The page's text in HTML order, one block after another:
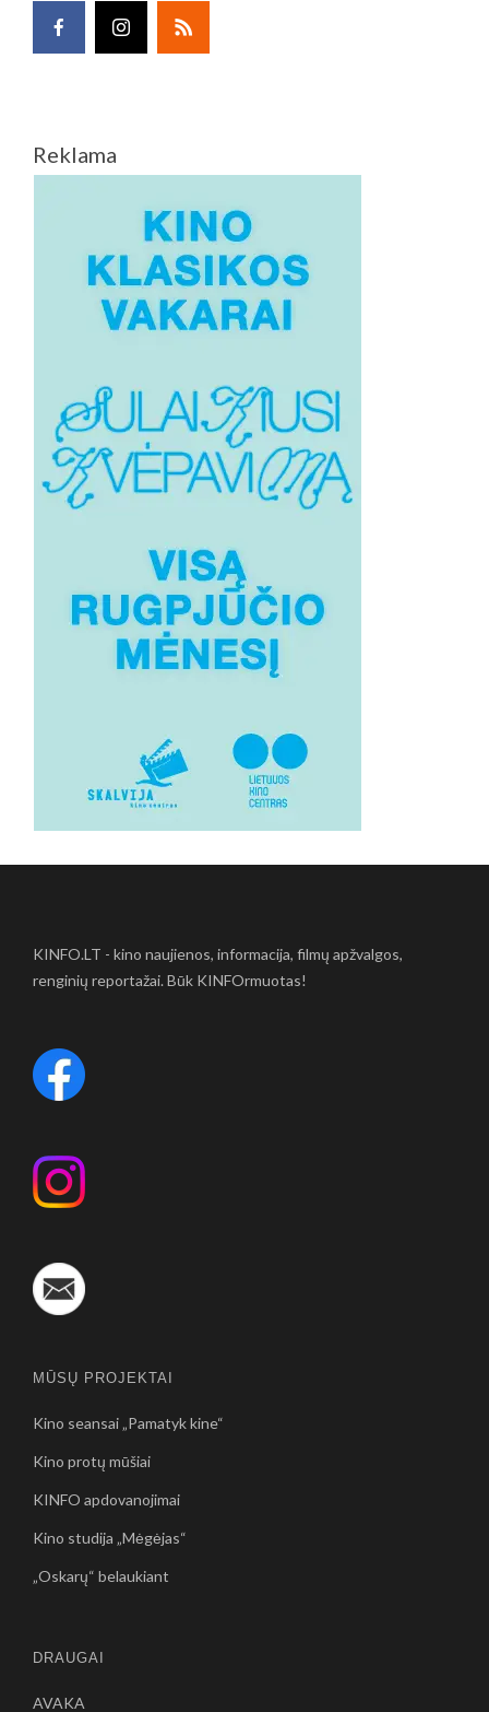
Reklama
KINFO.LT - kino naujienos, informacija, filmų apžvalgos,
renginių reportažai. Būk KINFOrmuotas!
MŪSŲ PROJEKTAI
Kino seansai „Pamatyk kine“
Kino protų mūšiai
KINFO apdovanojimai
Kino studija „Mėgėjas“
„Oskarų“ belaukiant
DRAUGAI
AVAKA